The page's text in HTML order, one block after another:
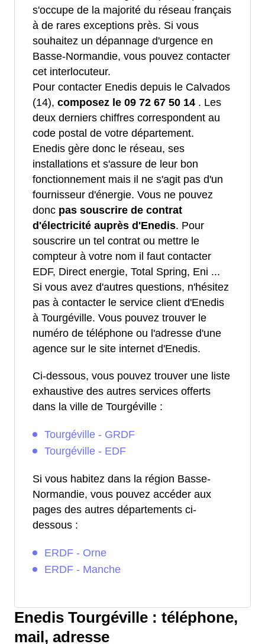
s'occupe de la majorité du réseau français
à de rares exceptions près. Si vous
souhaitez un dépannage d'urgence en
Basse-Normandie, vous pouvez contacter
cet interlocuteur.
Pour contacter Enedis depuis le Calvados
(14), composez le 09 72 67 50 14 . Les
deux derniers chiffres correspondent au
code postal de votre département.
Enedis gère donc le réseau, ses
installations et s'assure de leur bon
fonctionnement mais il ne s'agit pas d'un
fournisseur d'énergie. Vous ne pouvez
donc pas souscrire de contrat
d'électricité auprès d'Enedis. Pour
souscrire un tel contrat ou mettre le
compteur à votre nom il faut contacter
EDF, Direct energie, Total Spring, Eni ...
Si vous avez d'autres questions, n'hésitez
pas à contacter le service client d'Enedis
à Tourgéville. Vous pouvez trouver le
numéro de téléphone ou l'adresse d'une
agence sur le site internet d'Enedis.
Ci-dessous, vous pouvez trouver une liste
exhaustive des autres services offerts
dans la ville de Tourgéville :
Tourgéville - GRDF
Tourgéville - EDF
Si vous habitez dans la région Basse-
Normandie, vous pouvez accéder aux
pages des autres départements ci-
dessous :
ERDF - Orne
ERDF - Manche
Enedis Tourgéville : téléphone,
mail, adresse